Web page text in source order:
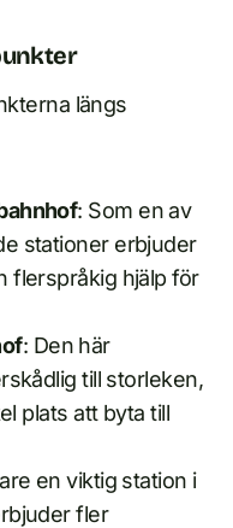
längs
: Som en av
stationer erbjuder
flerspråkig hjälp för
: Den här
till storleken,
plats att byta till
en viktig station i
fler